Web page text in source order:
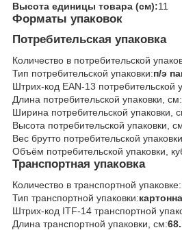
Высота единицы товара (см):11
Форматы упаковок
Потребительская упаковка
Количество в потребительской
Тип потребительской упаковки:п/э
Штрих-код EAN-13 потребительской
Длина потребительской упаковки, см:
Ширина потребительской упаковки,
Высота потребительской упаковки,
Вес брутто потребительской
Объём потребительской упаковки,
Транспортная упаковка
Количество в транспортной упаковке:
Тип транспортной упаковки:
Штрих-код ITF-14 транспортной
Длина транспортной упаковки, см: